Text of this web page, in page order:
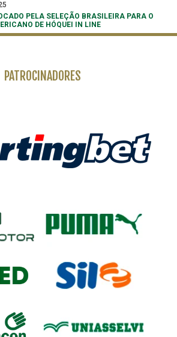
PELA SELEÇÃO BRASILEIRA PARA O
DE HÓQUEI IN LINE
PATROCINADORES